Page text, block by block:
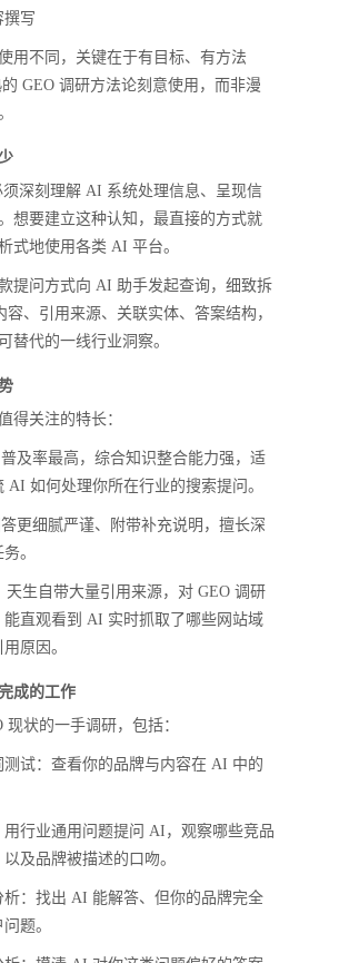
撰写
用不同，关键在于有目标、有方法
GEO 调研方法论刻意使用，而非漫
须深刻理解 AI 系统处理信息、呈现信
想要建立这种认知，最直接的方式就
式地使用各类 AI 平台。
提问方式向 AI 助手发起查询，细致拆
、引用来源、关联实体、答案结构，
替代的一线行业洞察。
得关注的特长：
普及率最高，综合知识整合能力强，适
AI 如何处理你所在行业的搜索提问。
答更细腻严谨、附带补充说明，擅长深
。
天生自带大量引用来源，对 GEO 调研
能直观看到 AI 实时抓取了哪些网站域
原因。
成的工作
现状的一手调研，包括：
测试：查看你的品牌与内容在 AI 中的
用行业通用问题提问 AI，观察哪些竞品
及品牌被描述的口吻。
析：找出 AI 能解答、但你的品牌完全
题。